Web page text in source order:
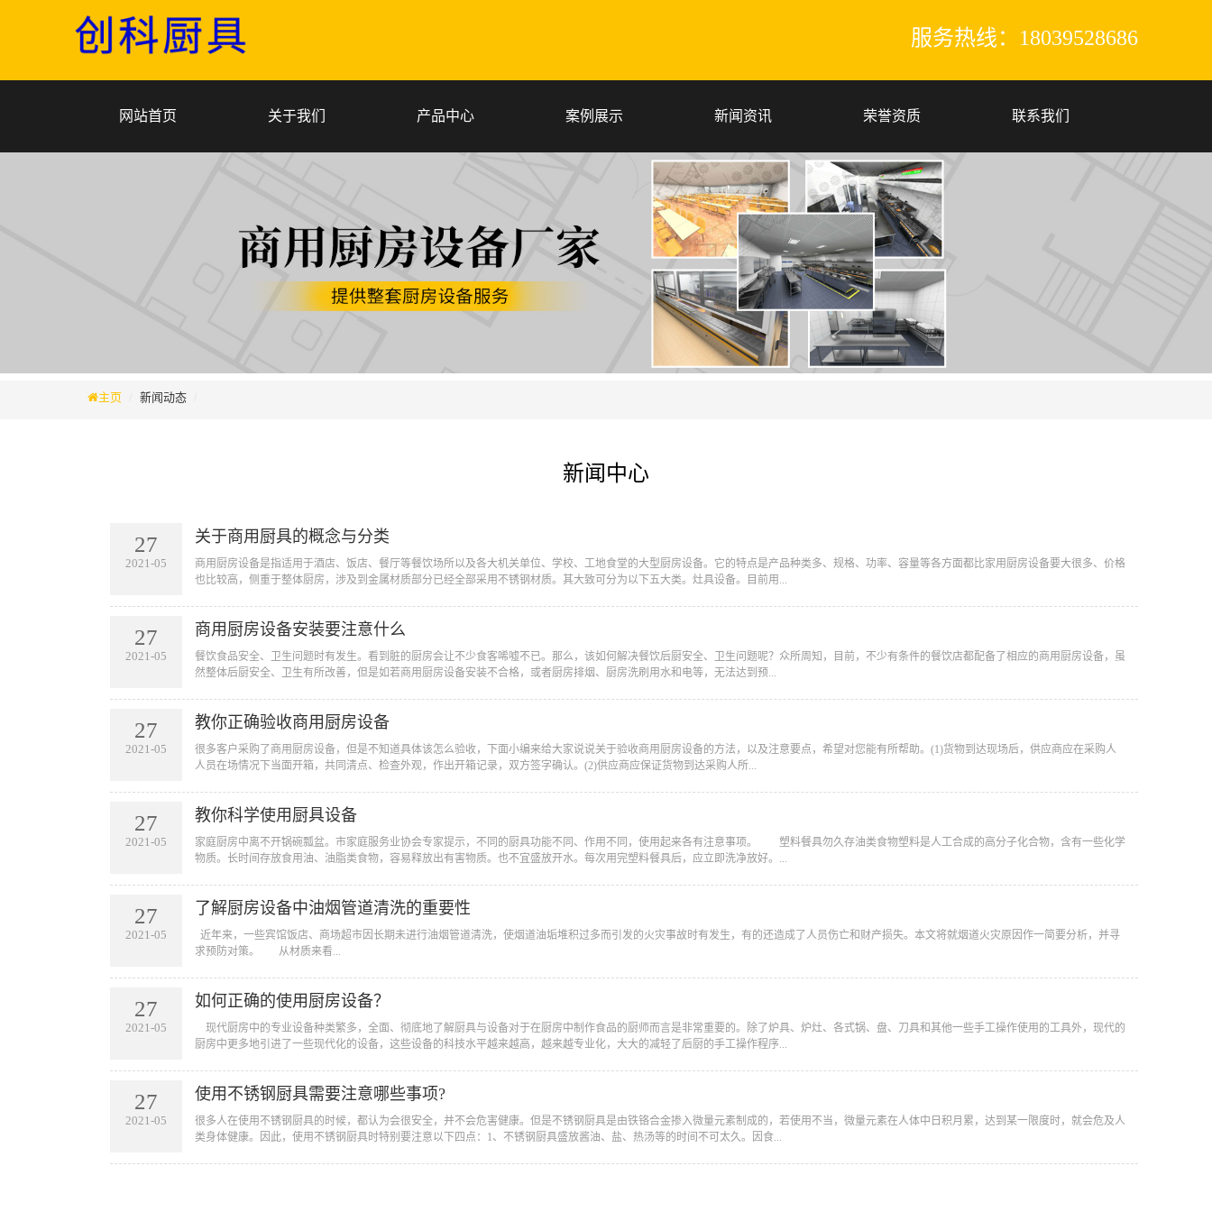
服务热线：18039528686
网站首页 关于我们 产品中心 案例展示 新闻资讯 荣誉资质 联系我们
主页 新闻动态
新闻中心
27
2021-05
关于商用厨具的概念与分类
​商用厨房设备是指适用于酒店、饭店、餐厅等餐饮场所以及各大机关单位、学校、工地食堂的大型厨房设备。它的特点是产品种类多、规格、功率、容量等各方面都比家用厨房设备要大很多、价格
也比较高，侧重于整体厨房，涉及到金属材质部分已经全部采用不锈钢材质。其大致可分为以下五大类。灶具设备。目前用...
27
2021-05
商用厨房设备安装要注意什么
​餐饮食品安全、卫生问题时有发生。看到脏的厨房会让不少食客唏嘘不已。那么，该如何解决餐饮后厨安全、卫生问题呢？众所周知，目前，不少有条件的餐饮店都配备了相应的商用厨房设备，虽
然整体后厨安全、卫生有所改善，但是如若商用厨房设备安装不合格，或者厨房排烟、厨房洗刷用水和电等，无法达到预...
27
2021-05
教你正确验收商用厨房设备
​很多客户采购了商用厨房设备，但是不知道具体该怎么验收，下面小编来给大家说说关于验收商用厨房设备的方法，以及注意要点，希望对您能有所帮助。(1)货物到达现场后，供应商应在采购人
人员在场情况下当面开箱，共同清点、检查外观，作出开箱记录，双方签字确认。(2)供应商应保证货物到达采购人所...
27
2021-05
教你科学使用厨具设备
​家庭厨房中离不开锅碗瓢盆。市家庭服务业协会专家提示，不同的厨具功能不同、作用不同，使用起来各有注意事项。 塑料餐具勿久存油类食物塑料是人工合成的高分子化合物，含有一些化学
物质。长时间存放食用油、油脂类食物，容易释放出有害物质。也不宜盛放开水。每次用完塑料餐具后，应立即洗净放好。...
27
2021-05
了解厨房设备中油烟管道清洗的重要性
​ 近年来，一些宾馆饭店、商场超市因长期未进行油烟管道清洗，使烟道油垢堆积过多而引发的火灾事故时有发生，有的还造成了人员伤亡和财产损失。本文将就烟道火灾原因作一简要分析，并寻
求预防对策。 从材质来看...
27
2021-05
如何正确的使用厨房设备？
​ 现代厨房中的专业设备种类繁多，全面、彻底地了解厨具与设备对于在厨房中制作食品的厨师而言是非常重要的。除了炉具、炉灶、各式锅、盘、刀具和其他一些手工操作使用的工具外，现代的
厨房中更多地引进了一些现代化的设备，这些设备的科技水平越来越高，越来越专业化，大大的减轻了后厨的手工操作程序...
27
2021-05
使用不锈钢厨具需要注意哪些事项?
​很多人在使用不锈钢厨具的时候，都认为会很安全，并不会危害健康。但是不锈钢厨具是由铁铬合金掺入微量元素制成的，若使用不当，微量元素在人体中日积月累，达到某一限度时，就会危及人
类身体健康。因此，使用不锈钢厨具时特别要注意以下四点：1、不锈钢厨具盛放酱油、盐、热汤等的时间不可太久。因食...